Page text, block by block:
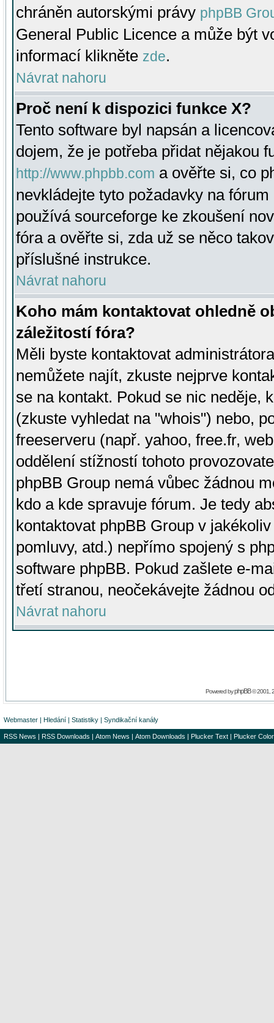
chráněn autorskými právy phpBB
General Public Licence a může být
informací klikněte zde.
Návrat nahoru
Proč není k dispozici funkce X?
Tento software byl napsán a
dojem, že je potřeba přidat nějakou
http://www.phpbb.com a ověřte si, co
nevkládejte tyto požadavky na
používá sourceforge ke zkoušení
fóra a ověřte si, zda už se něco
příslušné instrukce.
Návrat nahoru
Koho mám kontaktovat ohledně
záležitostí fóra?
Měli byste kontaktovat
nemůžete najít, zkuste nejprve
se na kontakt. Pokud se nic neděje,
(zkuste vyhledat na "whois") nebo,
freeserveru (např. yahoo, free.fr,
oddělení stížností tohoto
phpBB Group nemá vůbec žádnou
kdo a kde spravuje fórum. Je tedy
kontaktovat phpBB Group v
pomluvy, atd.) nepřímo spojený s
software phpBB. Pokud zašlete e-
třetí stranou, neočekávejte žádnou
Návrat nahoru
Powered byphpBB© 2001,
Webmaster | Hledání | Statistiky | Syndikační kanály
RSS News | RSS Downloads | Atom News | Atom Downloads | Plucker Text | Plucker Color